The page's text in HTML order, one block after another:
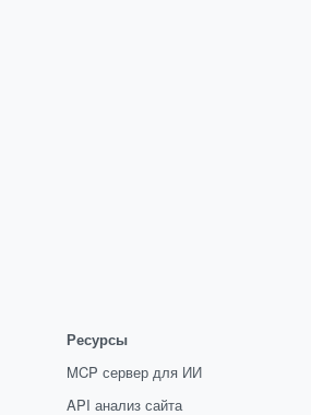
Ресурсы
MCP сервер для ИИ
API анализ сайта